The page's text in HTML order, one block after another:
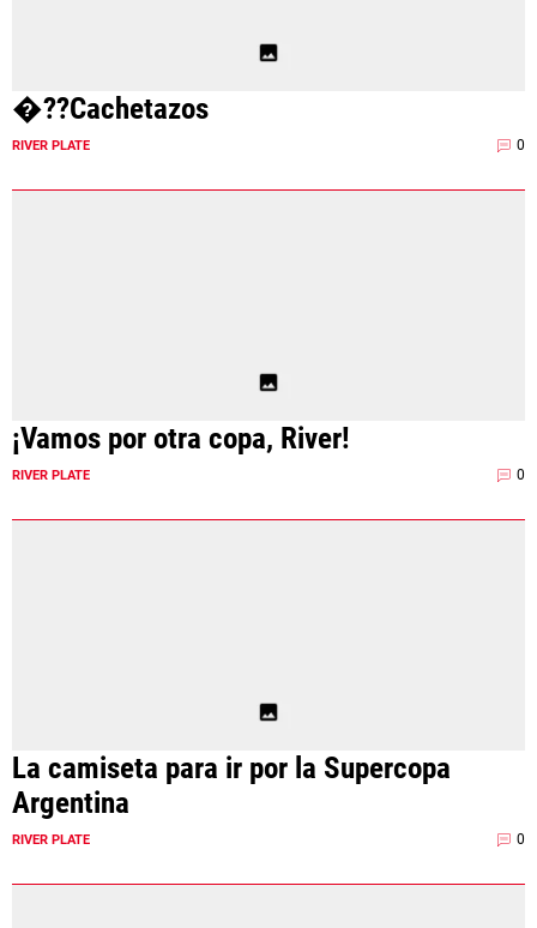
�??Cachetazos
RIVER PLATE 0
¡Vamos por otra copa, River!
RIVER PLATE 0
La camiseta para ir por la Supercopa
Argentina
RIVER PLATE 0